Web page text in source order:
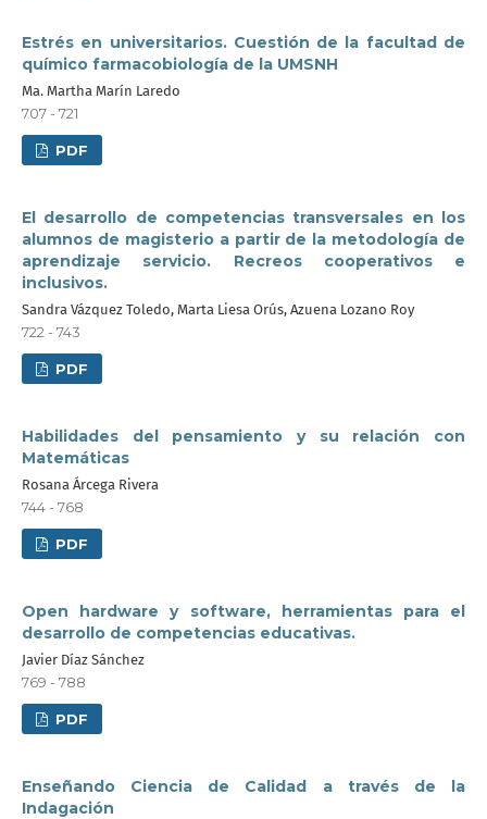
Estrés en universitarios. Cuestión de la facultad de
químico farmacobiología de la UMSNH
Ma. Martha Marín Laredo
707 - 721
PDF
El desarrollo de competencias transversales en los
alumnos de magisterio a partir de la metodología de
aprendizaje servicio. Recreos cooperativos e
inclusivos.
Sandra Vázquez Toledo, Marta Liesa Orús, Azuena Lozano Roy
722 - 743
PDF
Habilidades del pensamiento y su relación con
Matemáticas
Rosana Árcega Rivera
744 - 768
PDF
Open hardware y software, herramientas para el
desarrollo de competencias educativas.
Javier Díaz Sánchez
769 - 788
PDF
Enseñando Ciencia de Calidad a través de la
Indagación